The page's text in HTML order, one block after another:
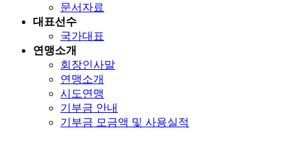
문서자료
대표선수
국가대표
연맹소개
회장인사말
연맹소개
시도연맹
기부금 안내
기부금 모금액 및 사용실적